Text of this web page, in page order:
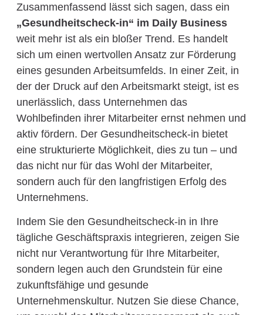
Zusammenfassend lässt sich sagen, dass ein
„Gesundheitscheck-in“ im Daily Business
weit mehr ist als ein bloßer Trend. Es handelt
sich um einen wertvollen Ansatz zur Förderung
eines gesunden Arbeitsumfelds. In einer Zeit, in
der der Druck auf den Arbeitsmarkt steigt, ist es
unerlässlich, dass Unternehmen das
Wohlbefinden ihrer Mitarbeiter ernst nehmen und
aktiv fördern. Der Gesundheitscheck-in bietet
eine strukturierte Möglichkeit, dies zu tun – und
das nicht nur für das Wohl der Mitarbeiter,
sondern auch für den langfristigen Erfolg des
Unternehmens.
Indem Sie den Gesundheitscheck-in in Ihre
tägliche Geschäftspraxis integrieren, zeigen Sie
nicht nur Verantwortung für Ihre Mitarbeiter,
sondern legen auch den Grundstein für eine
zukunftsfähige und gesunde
Unternehmenskultur. Nutzen Sie diese Chance,